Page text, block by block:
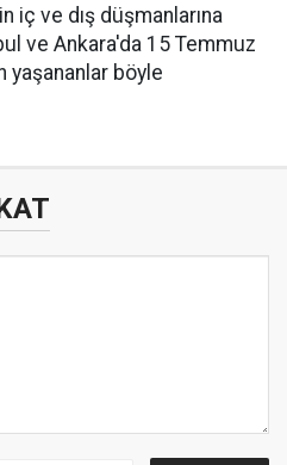
iç ve dış düşmanlarına
ve Ankara'da 15 Temmuz
yaşananlar böyle